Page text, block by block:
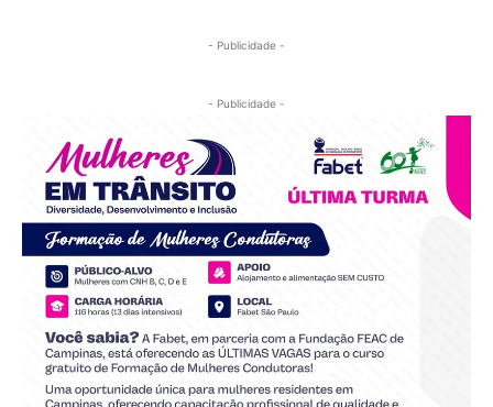
- Publicidade -
- Publicidade -